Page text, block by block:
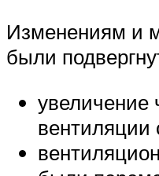
Изменениям и
были
увеличение
вентиляции